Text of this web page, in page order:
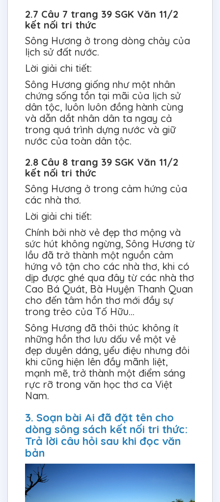
2.7 Câu 7 trang 39 SGK Văn 11/2
kết nối tri thức
Sông Hương ở trong dòng chảy của
lịch sử đất nước.
Lời giải chi tiết:
Sông Hương giống như một nhân
chứng sống tồn tại mãi của lịch sử
dân tộc, luôn luôn đồng hành cùng
và dẫn dắt nhân dân ta ngay cả
trong quá trình dựng nước và giữ
nước của toàn dân tộc.
2.8 Câu 8 trang 39 SGK Văn 11/2
kết nối tri thức
Sông Hương ở trong cảm hứng của
các nhà thơ.
Lời giải chi tiết:
Chính bởi nhờ vẻ đẹp thơ mộng và
sức hút không ngừng, Sông Hương từ
lầu đã trở thành một nguồn cảm
hứng vô tận cho các nhà thơ, khi có
dịp được ghé qua đây từ các nhà thơ
Cao Bá Quát, Bà Huyện Thanh Quan
cho đến tâm hồn thơ mới đầy sự
trong trẻo của Tố Hữu…
Sông Hương đã thôi thúc không ít
những hồn thơ lưu dấu về một vẻ
đẹp duyên dáng, yểu điệu nhưng đôi
khi cũng hiện lên đầy mãnh liệt,
mạnh mẽ, trở thành một điểm sáng
rực rỡ trong văn học thơ ca Việt
Nam.
3. Soạn bài Ai đã đặt tên cho
dòng sông sách kết nối tri thức:
Trả lời câu hỏi sau khi đọc văn
bản